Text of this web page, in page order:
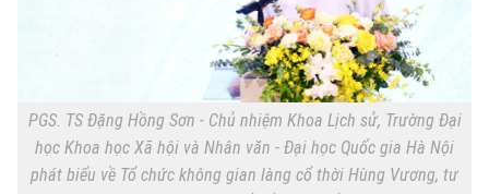
PGS. TS Đặng Hồng Sơn - Chủ nhiệm Khoa Lịch sử, Trường Đại
học Khoa học Xã hội và Nhân văn - Đại học Quốc gia Hà Nội
phát biểu về Tổ chức không gian làng cổ thời Hùng Vương, tư